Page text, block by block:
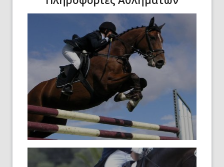
Προκηρύξεις
Λίστα Συμμετοχών
Αποτελέσματα
Βαθμολογίες
Ranking list
Αποτελέσματα
Προηγούμενων Ετών